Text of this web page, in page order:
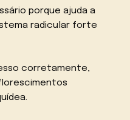
porque ajuda a
radicular forte
corretamente,